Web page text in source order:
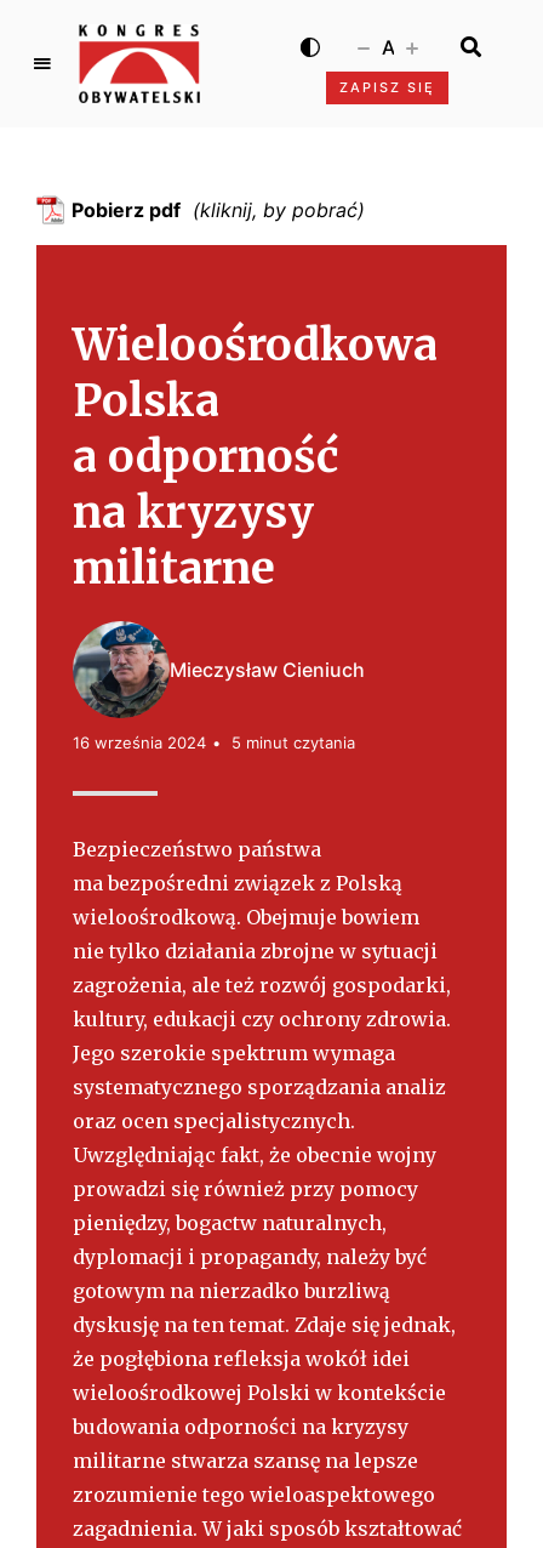
K
g
O
b
y
w
t
e
l
s
k
ZAPISZ SIĘ
A
Pobierz pdf
Wieloośrodkowa
Polska
a odporność
na kryzysy
militarne
Mieczysław Cieniuch
16 września 2024 5 minut czytania
Bezpieczeństwo państwa
ma bezpośredni związek z Polską
wieloośrodkową. Obejmuje bowiem
nie tylko działania zbrojne w sytuacji
zagrożenia, ale też rozwój gospodarki,
kultury, edukacji czy ochrony zdrowia.
Jego szerokie spektrum wymaga
systematycznego sporządzania analiz
oraz ocen specjalistycznych.
Uwzględniając fakt, że obecnie wojny
prowadzi się również przy pomocy
pieniędzy, bogactw naturalnych,
dyplomacji i propagandy, należy być
gotowym na nierzadko burzliwą
dyskusję na ten temat. Zdaje się jednak,
że pogłębiona refleksja wokół idei
wieloośrodkowej Polski w kontekście
budowania odporności na kryzysy
militarne stwarza szansę na lepsze
zrozumienie tego wieloaspektowego
zagadnienia. W jaki sposób kształtować